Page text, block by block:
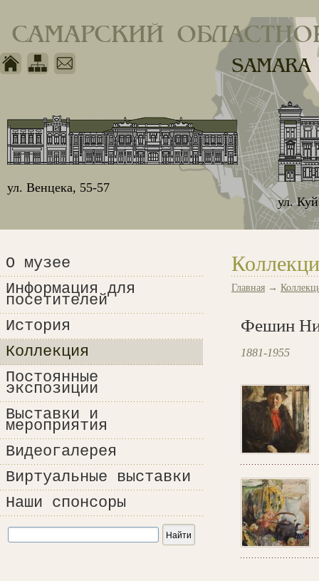
САМАРСКИЙ
ул.
ул. Венцека, 55-57
О музее
Информация для
посетителей
История
Коллекция
Постоянные
экспозиции
Выставки и
мероприятия
Видеогалерея
Виртуальные выставки
Наши спонсоры
Главная →
Фешин
1881-1955